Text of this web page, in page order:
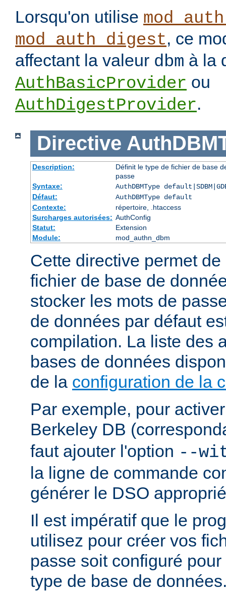
Lorsqu'on utilise
mod_auth_digest, ce
affectant la valeur dbm à la
AuthBasicProvider ou
AuthDigestProvider.
Directive
Description:
Définit le type de fichier de base
passe
Syntaxe:
AuthDBMType
Défaut:
AuthDBMType default
Contexte:
répertoire, .htaccess
Surcharges autorisées: AuthConfig
Statut:
Extension
Module:
mod_authn_dbm
Cette directive permet
fichier de base de
stocker les mots de
de données par défaut
compilation. La liste des
bases de données
de la configuration de la
Par exemple, pour
Berkeley DB
faut ajouter l'option --
la ligne de commande
générer le DSO
Il est impératif que le
utilisez pour créer vos
passe soit configuré
type de base de